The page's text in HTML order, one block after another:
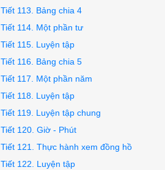
Tiết 113. Bảng chia 4
Tiết 114. Một phần tư
Tiết 115. Luyện tập
Tiết 116. Bảng chia 5
Tiết 117. Một phần năm
Tiết 118. Luyện tập
Tiết 119. Luyện tập chung
Tiết 120. Giờ - Phút
Tiết 121. Thực hành xem đồng hồ
Tiết 122. Luyện tập